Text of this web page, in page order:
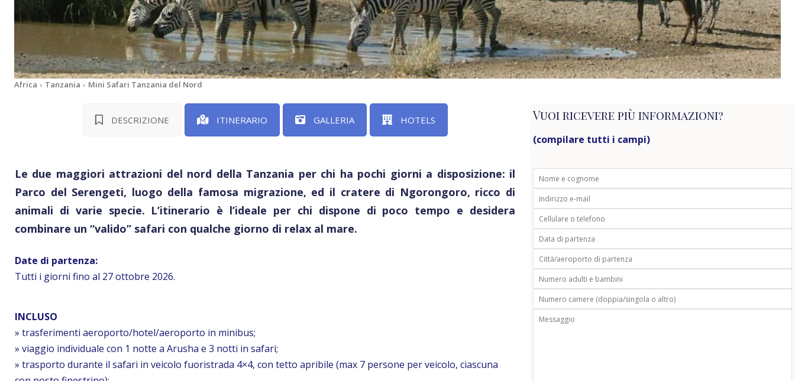
Africa Tanzania Mini Safari Tanzania del Nord
DESCRIZIONE ITINERARIO GALLERIA HOTELS
Le due maggiori attrazioni del nord della Tanzania per chi ha pochi giorni a disposizione: il
Parco del Serengeti, luogo della famosa migrazione, ed il cratere di Ngorongoro, ricco di
animali di varie specie. L’itinerario è l’ideale per chi dispone di poco tempo e desidera
combinare un “valido” safari con qualche giorno di relax al mare.
Date di partenza:
Tutti i giorni fino al 27 ottobre 2026.
INCLUSO
» trasferimenti aeroporto/hotel/aeroporto in minibus;
» viaggio individuale con 1 notte a Arusha e 3 notti in safari;
» trasporto durante il safari in veicolo fuoristrada 4×4, con tetto apribile (max 7 persone per veicolo, ciascuna
Vuoi ricevere più informazioni?
(compilare tutti i campi)